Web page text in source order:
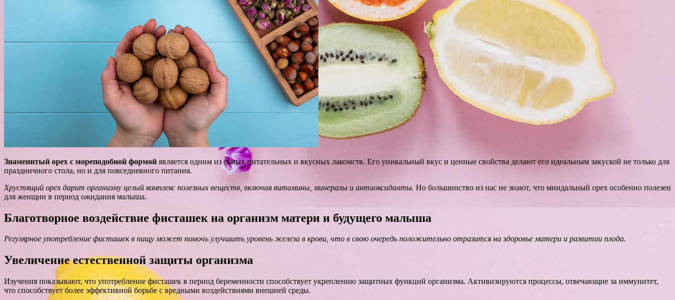
Знаменитый орех с мореподобной формой является одним из самых питательных и вкусных лакомств. Его уникальный вкус и ценные свойства делают его идеальным закуской не только для
праздничного стола, но и для повседневного питания.
Хрустящий орех дарит организму целый комплекс полезных веществ, включая витамины, минералы и антиоксиданты. Но большинство из нас не знают, что миндальный орех особенно полезен
для женщин в период ожидания малыша.
Благотворное воздействие фисташек на организм матери и будущего малыша
Регулярное употребление фисташек в пищу может помочь улучшить уровень железа в крови, что в свою очередь положительно отразится на здоровье матери и развитии плода.
Увеличение естественной защиты организма
Изучения показывают, что употребление фисташек в период беременности способствует укреплению защитных функций организма. Активизируются процессы, отвечающие за иммунитет,
что способствует более эффективной борьбе с вредными воздействиями внешней среды.